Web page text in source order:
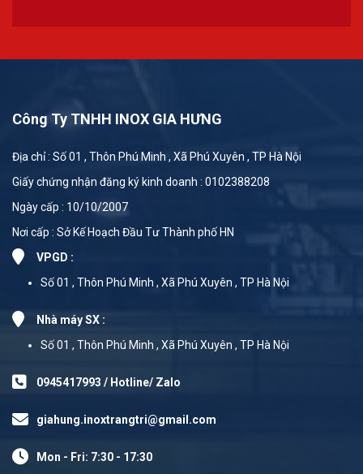
Công Ty TNHH INOX GIA HƯNG
Địa chỉ : Số 01 , Thôn Phú Minh , Xã Phú Xuyên , TP Hà Nội
Giấy chứng nhận đăng ký kinh doanh : 0102388208
Ngày cấp : 10/10/2007
Nơi cấp : Sở Kế Hoạch Đầu Tư Thành phố HN
VPGD :
Số 01 , Thôn Phú Minh , Xã Phú Xuyên , TP Hà Nội
Nhà máy SX :
Số 01 , Thôn Phú Minh , Xã Phú Xuyên , TP Hà Nội
0945417993 / Hotline/ Zalo
giahung.inoxtrangtri@gmail.com
Mon - Fri: 7:30 - 17:30